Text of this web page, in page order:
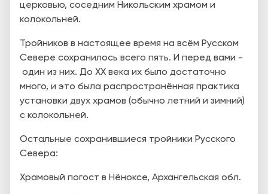
церковью, соседним Никольским храмом и
колокольней.
Тройников в настоящее время на всём Русском
Севере сохранилось всего пять. И перед вами -
один из них. До ХХ века их было достаточно
много, и это была распространённая практика
установки двух храмов (обычно летний и зимний)
с колокольней.
Остальные сохранившиеся тройники Русского
Севера:
Храмовый погост в Нёноксе, Архангельская обл.